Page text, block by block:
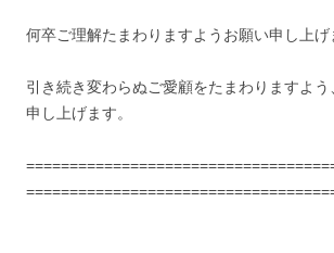
何卒ご理解たまわりますようお願い申し上げ
引き続き変わらぬご愛顧をたまわりますよ
申し上げます。